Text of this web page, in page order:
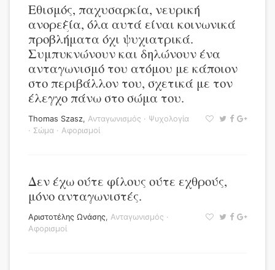
Εθισμός, παχυσαρκία, νευρική
ανορεξία, όλα αυτά είναι κοινωνικά
προβλήματα όχι ψυχιατρικά.
Συμπυκνώνουν και δηλώνουν ένα
ανταγωνισμό του ατόμου με κάποιον
στο περιβάλλον του, σχετικά με τον
έλεγχο πάνω στο σώμα του.
Thomas Szasz, Ανταγωνισμός · Ψυχολογία
· Σώμα · Αφορισμοί
Δεν έχω ούτε φίλους ούτε εχθρούς,
μόνο ανταγωνιστές.
Αριστοτέλης Ωνάσης, Ανταγωνισμός ·
Αφορισμοί